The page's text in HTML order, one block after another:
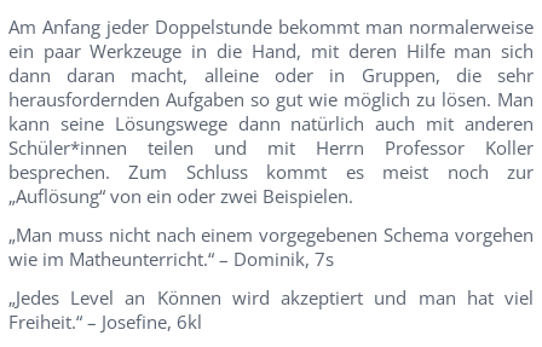
Am Anfang jeder Doppelstunde bekommt man normalerweise
ein paar Werkzeuge in die Hand, mit deren Hilfe man sich
dann daran macht, alleine oder in Gruppen, die sehr
herausfordernden Aufgaben so gut wie möglich zu lösen. Man
kann seine Lösungswege dann natürlich auch mit anderen
Schüler*innen teilen und mit Herrn Professor Koller
besprechen. Zum Schluss kommt es meist noch zur
„Auflösung“ von ein oder zwei Beispielen.
„Man muss nicht nach einem vorgegebenen Schema vorgehen
wie im Matheunterricht.“ – Dominik, 7s
„Jedes Level an Können wird akzeptiert und man hat viel
Freiheit.“ – Josefine, 6kl